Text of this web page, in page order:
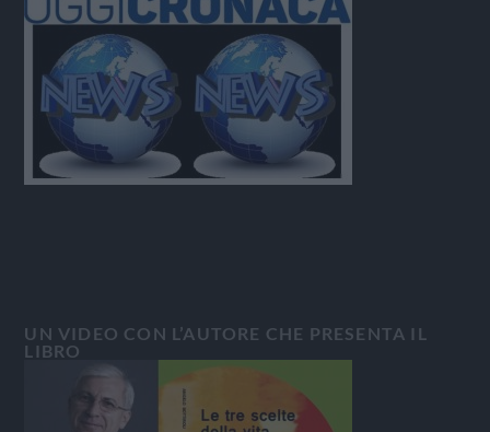
UN VIDEO CON L’AUTORE CHE PRESENTA IL
LIBRO